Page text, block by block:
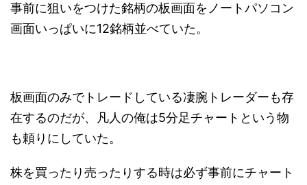
事前に狙いをつけた銘柄の板画面をノートパソコン
画面いっぱいに12銘柄並べていた。
板画面のみでトレードしている凄腕トレーダーも存
在するのだが、凡人の俺は5分足チャートという物
も頼りにしていた。
株を買ったり売ったりする時は必ず事前にチャート